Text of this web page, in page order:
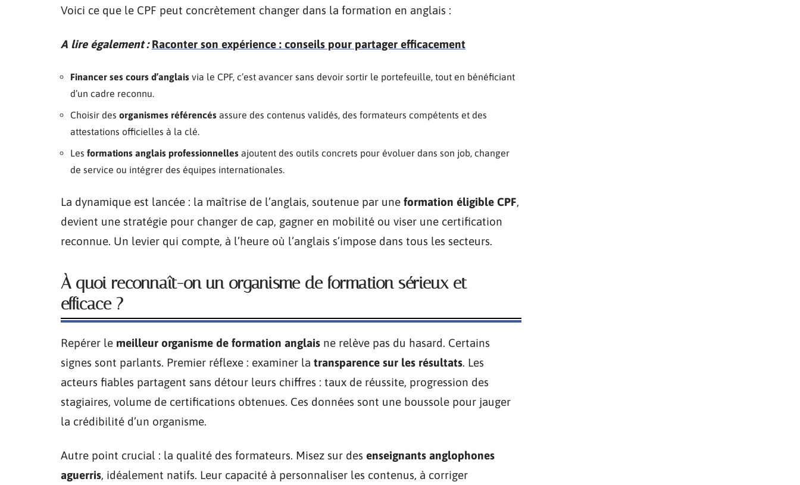
Voici ce que le CPF peut concrètement changer dans la formation en anglais :
A lire également : Raconter son expérience : conseils pour partager efficacement
Financer ses cours d’anglais via le CPF, c’est avancer sans devoir sortir le portefeuille, tout en bénéficiant
d’un cadre reconnu.
Choisir des organismes référencés assure des contenus validés, des formateurs compétents et des
attestations officielles à la clé.
Les formations anglais professionnelles ajoutent des outils concrets pour évoluer dans son job, changer
de service ou intégrer des équipes internationales.
La dynamique est lancée : la maîtrise de l’anglais, soutenue par une formation éligible CPF,
devient une stratégie pour changer de cap, gagner en mobilité ou viser une certification
reconnue. Un levier qui compte, à l’heure où l’anglais s’impose dans tous les secteurs.
À quoi reconnaît-on un organisme de formation sérieux et
efficace ?
Repérer le meilleur organisme de formation anglais ne relève pas du hasard. Certains
signes sont parlants. Premier réflexe : examiner la transparence sur les résultats. Les
acteurs fiables partagent sans détour leurs chiffres : taux de réussite, progression des
stagiaires, volume de certifications obtenues. Ces données sont une boussole pour jauger
la crédibilité d’un organisme.
Autre point crucial : la qualité des formateurs. Misez sur des enseignants anglophones
aguerris, idéalement natifs. Leur capacité à personnaliser les contenus, à corriger